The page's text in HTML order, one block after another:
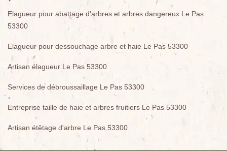
Elagueur pour abattage d'arbres et arbres dangereux Le Pas
53300
Elagueur pour dessouchage arbre et haie Le Pas 53300
Artisan élagueur Le Pas 53300
Services de débroussaillage Le Pas 53300
Entreprise taille de haie et arbres fruitiers Le Pas 53300
Artisan étêtage d'arbre Le Pas 53300